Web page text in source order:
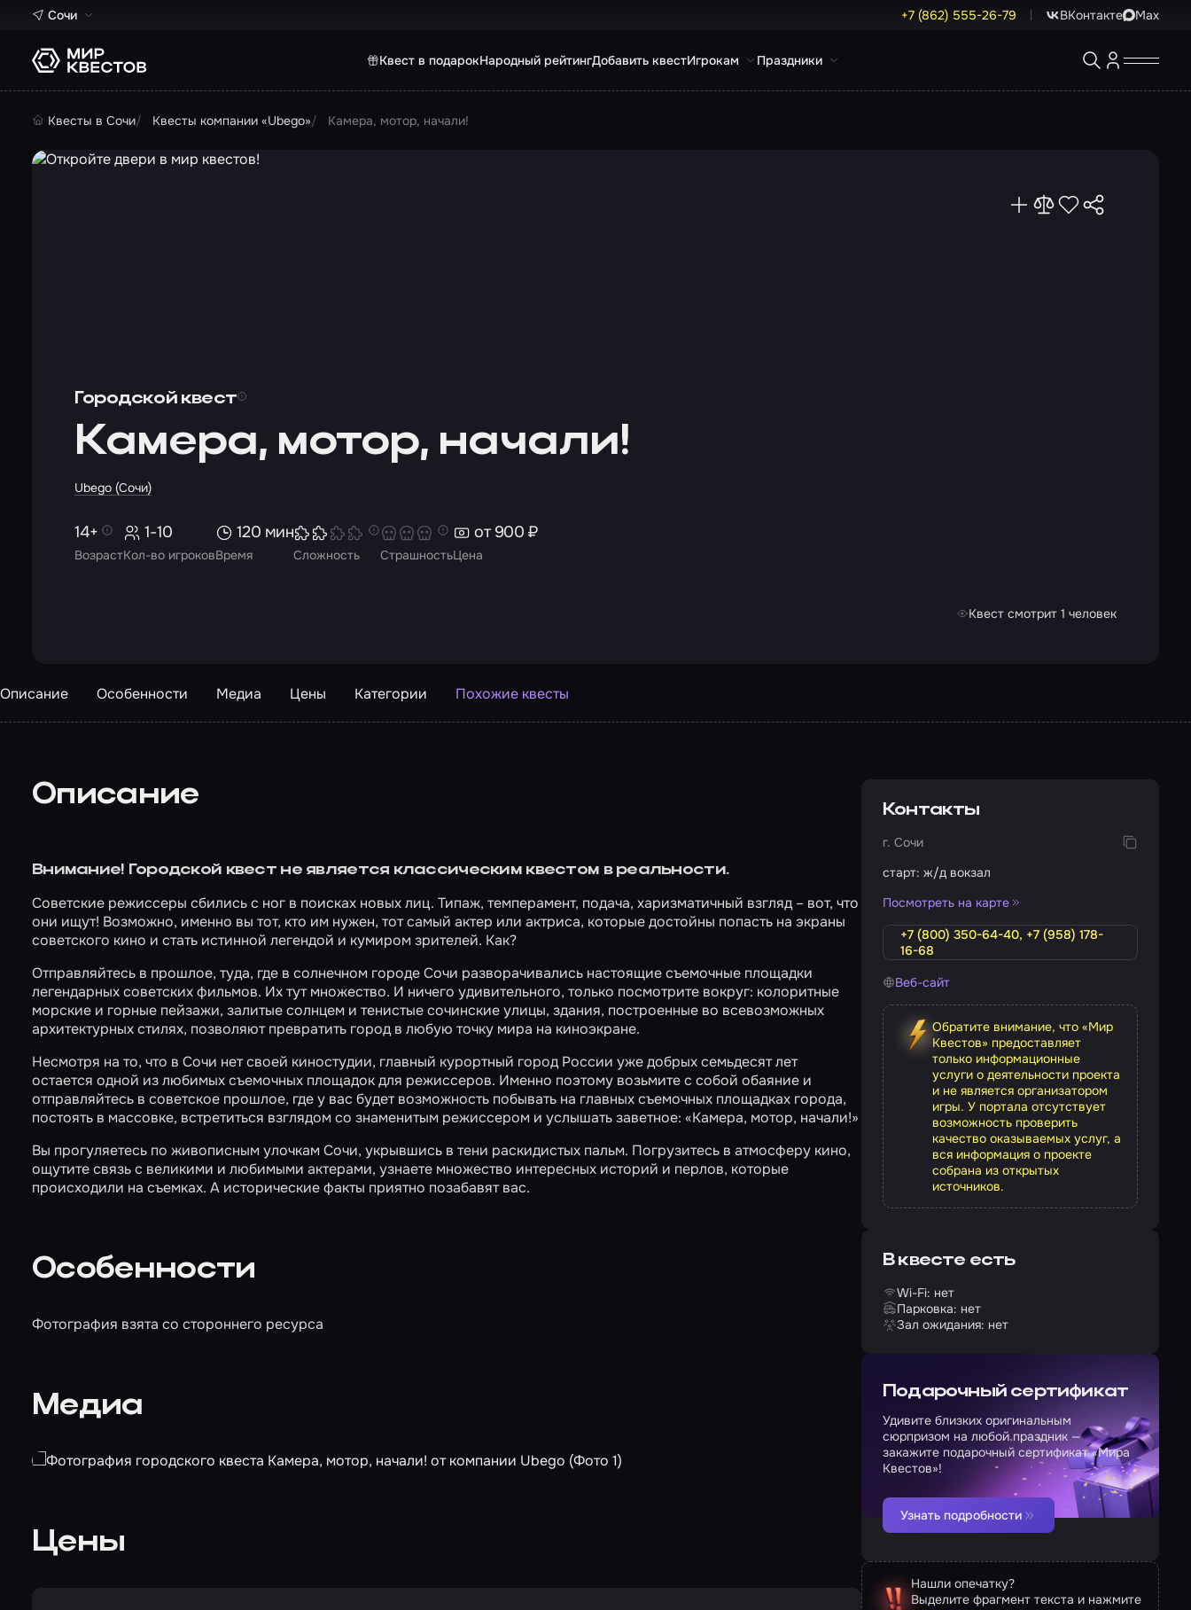
Сочи +7 (862) 555-26-79 ВКонтакте Max
Квест в подарокНародный рейтингДобавить квестИгрокам Праздники
Квесты в Сочи Квесты компании «Ubego» Камера, мотор, начали!
Городской квест
Камера, мотор, начали!
Ubego (Сочи)
Возраст
14+
Кол-во игроков
1-10
Время
120 мин
Сложность СтрашностьЦена
от 900 ₽
Квест смотрит 1 человек
Описание Особенности Медиа Цены Категории Похожие квесты
Описание
Внимание! Городской квест не является классическим квестом в реальности.
Советские режиссеры сбились с ног в поисках новых лиц. Типаж, темперамент, подача, харизматичный взгляд – вот, что
они ищут! Возможно, именно вы тот, кто им нужен, тот самый актер или актриса, которые достойны попасть на экраны
советского кино и стать истинной легендой и кумиром зрителей. Как?
Отправляйтесь в прошлое, туда, где в солнечном городе Сочи разворачивались настоящие съемочные площадки
легендарных советских фильмов. Их тут множество. И ничего удивительного, только посмотрите вокруг: колоритные
морские и горные пейзажи, залитые солнцем и тенистые сочинские улицы, здания, построенные во всевозможных
архитектурных стилях, позволяют превратить город в любую точку мира на киноэкране.
Несмотря на то, что в Сочи нет своей киностудии, главный курортный город России уже добрых семьдесят лет
остается одной из любимых съемочных площадок для режиссеров. Именно поэтому возьмите с собой обаяние и
отправляйтесь в советское прошлое, где у вас будет возможность побывать на главных съемочных площадках города,
постоять в массовке, встретиться взглядом со знаменитым режиссером и услышать заветное: «Камера, мотор, начали!»
Вы прогуляетесь по живописным улочкам Сочи, укрывшись в тени раскидистых пальм. Погрузитесь в атмосферу кино,
ощутите связь с великими и любимыми актерами, узнаете множество интересных историй и перлов, которые
происходили на съемках. А исторические факты приятно позабавят вас.
Особенности
Фотография взята со стороннего ресурса
Медиа
Цены
Контакты
г. Сочи
старт: ж/д вокзал
Посмотреть на карте
+7 (800) 350-64-40, +7 (958) 178-
16-68
Веб-сайт
Обратите внимание, что «Мир
Квестов» предоставляет
только информационные
услуги о деятельности проекта
и не является организатором
игры. У портала отсутствует
возможность проверить
качество оказываемых услуг, а
вся информация о проекте
собрана из открытых
источников.
В квесте есть
Wi-Fi: нет
Парковка: нет
Зал ожидания: нет
Подарочный сертификат
Удивите близких оригинальным
сюрпризом на любой праздник —
закажите подарочный сертификат «Мира
Квестов»!
Узнать подробности
Нашли опечатку?
Выделите фрагмент текста и нажмите